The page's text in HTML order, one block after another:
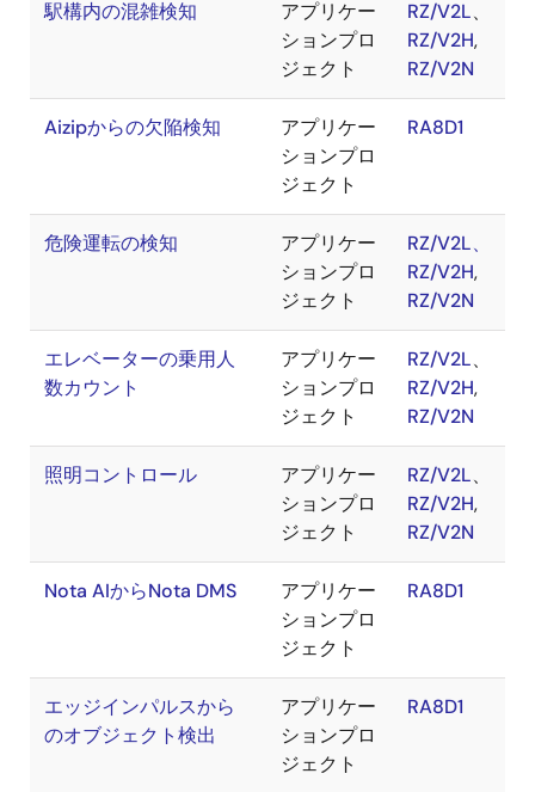
駅構内の混雑検知
アプリケー
ションプロ
ジェクト
RZ/V2L、
RZ/V2H,
RZ/V2N
Aizipからの欠陥検知
アプリケー
ションプロ
ジェクト
RA8D1
危険運転の検知
アプリケー
ションプロ
ジェクト
RZ/V2L、
RZ/V2H,
RZ/V2N
エレベーターの乗用人
数カウント
アプリケー
ションプロ
ジェクト
RZ/V2L、
RZ/V2H,
RZ/V2N
照明コントロール
アプリケー
ションプロ
ジェクト
RZ/V2L、
RZ/V2H,
RZ/V2N
Nota AIからNota DMS
アプリケー
ションプロ
ジェクト
RA8D1
エッジインパルスから
のオブジェクト検出
アプリケー
ションプロ
ジェクト
RA8D1